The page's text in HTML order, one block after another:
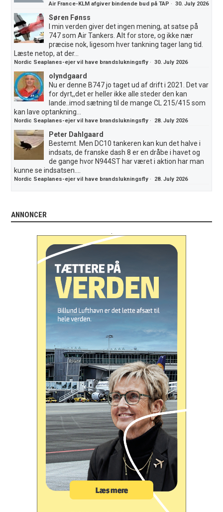
Air France-KLM afgiver bindende bud på TAP ·30. July 2026
Søren Fønss
I min verden giver det ingen mening, at satse på
747 som Air Tankers. Alt for store, og ikke nær
præcise nok, ligesom hver tankning tager lang tid.
Læste netop, at der...
Nordic Seaplanes-ejer vil have brandslukningsfly ·30. July 2026
olyndgaard
Nu er denne B747 jo taget ud af drift i 2021. Det var
for dyrt,,det er heller ikke alle steder den kan
lande..imod sætning til de mange CL 215/415 som
kan lave optankning...
Nordic Seaplanes-ejer vil have brandslukningsfly · 28. July 2026
Peter Dahlgaard
Bestemt. Men DC10 tankeren kan kun det halve i
indsats, de franske dash 8 er en dråbe i havet og
de gange hvor N944ST har været i aktion har man
kunne se indsatsen....
Nordic Seaplanes-ejer vil have brandslukningsfly · 28. July 2026
ANNONCER
.